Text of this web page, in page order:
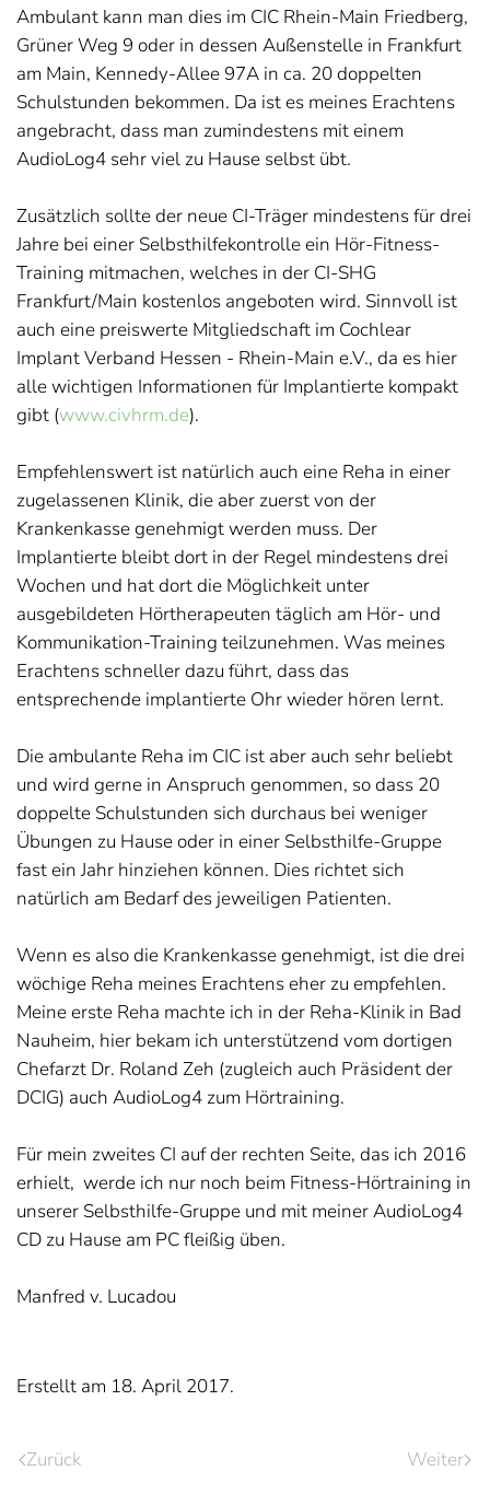
Ambulant kann man dies im CIC Rhein-Main Friedberg,
Grüner Weg 9 oder in dessen Außenstelle in Frankfurt
am Main, Kennedy-Allee 97A in ca. 20 doppelten
Schulstunden bekommen. Da ist es meines Erachtens
angebracht, dass man zumindestens mit einem
AudioLog4 sehr viel zu Hause selbst übt.
Zusätzlich sollte der neue CI-Träger mindestens für drei
Jahre bei einer Selbsthilfekontrolle ein Hör-Fitness-
Training mitmachen, welches in der CI-SHG
Frankfurt/Main kostenlos angeboten wird. Sinnvoll ist
auch eine preiswerte Mitgliedschaft im Cochlear
Implant Verband Hessen - Rhein-Main e.V., da es hier
alle wichtigen Informationen für Implantierte kompakt
gibt (www.civhrm.de).
Empfehlenswert ist natürlich auch eine Reha in einer
zugelassenen Klinik, die aber zuerst von der
Krankenkasse genehmigt werden muss. Der
Implantierte bleibt dort in der Regel mindestens drei
Wochen und hat dort die Möglichkeit unter
ausgebildeten Hörtherapeuten täglich am Hör- und
Kommunikation-Training teilzunehmen. Was meines
Erachtens schneller dazu führt, dass das
entsprechende implantierte Ohr wieder hören lernt.
Die ambulante Reha im CIC ist aber auch sehr beliebt
und wird gerne in Anspruch genommen, so dass 20
doppelte Schulstunden sich durchaus bei weniger
Übungen zu Hause oder in einer Selbsthilfe-Gruppe
fast ein Jahr hinziehen können. Dies richtet sich
natürlich am Bedarf des jeweiligen Patienten.
Wenn es also die Krankenkasse genehmigt, ist die drei
wöchige Reha meines Erachtens eher zu empfehlen.
Meine erste Reha machte ich in der Reha-Klinik in Bad
Nauheim, hier bekam ich unterstützend vom dortigen
Chefarzt Dr. Roland Zeh (zugleich auch Präsident der
DCIG) auch AudioLog4 zum Hörtraining.
Für mein zweites CI auf der rechten Seite, das ich 2016
erhielt, werde ich nur noch beim Fitness-Hörtraining in
unserer Selbsthilfe-Gruppe und mit meiner AudioLog4
CD zu Hause am PC fleißig üben.
Manfred v. Lucadou
Erstellt am 18. April 2017.
Zurück Weiter